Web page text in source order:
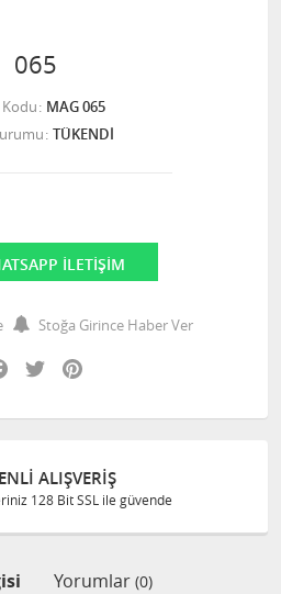
065
MAG 065
TÜKENDİ
İLETIŞIM
Stoğa Girince Haber Ver
Facebook
Twitter
ALIŞVERIŞ
128 Bit SSL ile güvende
Yorumlar (0)